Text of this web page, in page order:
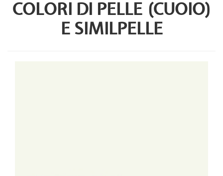
COLORI DI PELLE (CUOIO)
E SIMILPELLE